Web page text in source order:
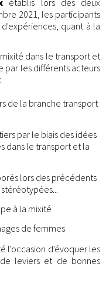
2021, les participants
quant à la
dans le transport et
par les différents acteurs
de la branche transport
par le biais des idées
dans le transport et la
lors des précédents
à la mixité
de femmes
l'occasion d'évoquer les
leviers et de bonnes